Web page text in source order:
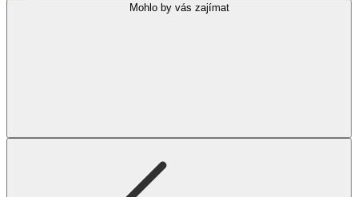
Mohlo by vás zajímat